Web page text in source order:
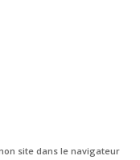
site dans le navigateur